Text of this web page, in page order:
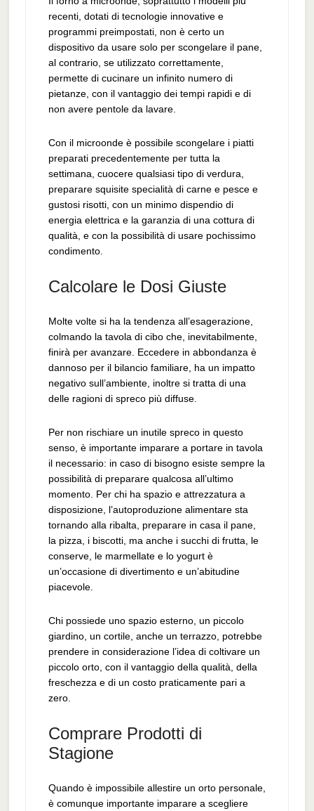
recenti, dotati di tecnologie innovative e
programmi preimpostati, non è certo un
dispositivo da usare solo per scongelare il pane,
al contrario, se utilizzato correttamente,
permette di cucinare un infinito numero di
pietanze, con il vantaggio dei tempi rapidi e di
non avere pentole da lavare.
Con il microonde è possibile scongelare i piatti
preparati precedentemente per tutta la
settimana, cuocere qualsiasi tipo di verdura,
preparare squisite specialità di carne e pesce e
gustosi risotti, con un minimo dispendio di
energia elettrica e la garanzia di una cottura di
qualità, e con la possibilità di usare pochissimo
condimento.
Calcolare le Dosi Giuste
Molte volte si ha la tendenza all’esagerazione,
colmando la tavola di cibo che, inevitabilmente,
finirà per avanzare. Eccedere in abbondanza è
dannoso per il bilancio familiare, ha un impatto
negativo sull’ambiente, inoltre si tratta di una
delle ragioni di spreco più diffuse.
Per non rischiare un inutile spreco in questo
senso, è importante imparare a portare in tavola
il necessario: in caso di bisogno esiste sempre la
possibilità di preparare qualcosa all’ultimo
momento. Per chi ha spazio e attrezzatura a
disposizione, l’autoproduzione alimentare sta
tornando alla ribalta, preparare in casa il pane,
la pizza, i biscotti, ma anche i succhi di frutta, le
conserve, le marmellate e lo yogurt è
un’occasione di divertimento e un’abitudine
piacevole.
Chi possiede uno spazio esterno, un piccolo
giardino, un cortile, anche un terrazzo, potrebbe
prendere in considerazione l’idea di coltivare un
piccolo orto, con il vantaggio della qualità, della
freschezza e di un costo praticamente pari a
zero.
Comprare Prodotti di
Stagione
Quando è impossibile allestire un orto personale,
è comunque importante imparare a scegliere